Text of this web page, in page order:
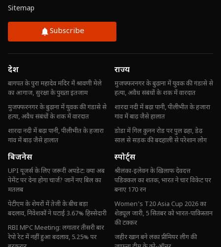
Sitemap
Subscribe
देश
बागपत के पुरा महादेव मंदिर में श्रावणी मेले
का आगाज, सुरक्षा के पुख्ता इंतजाम
मुजफ्फरनगर के बुढ़ाना में युवक की गंडासे से
हत्या, अवैध संबंधों के शक में वारदात
शारदा नदी में बढ़ा पानी, पीलीभीत के हजारा
गांव में बाढ़ जैसे हालात
राज्य
मुजफ्फरनगर के बुढ़ाना में युवक की गंडासे से
हत्या, अवैध संबंधों के शक में वारदात
शारदा नदी में बढ़ा पानी, पीलीभीत के हजारा
गांव में बाढ़ जैसे हालात
डोडा में गिल कुनन रोड पर पुल ढहा, डेढ़
साल से सड़क की बदहाली से परेशान लोग
बिजनेस
UPI यूजर्स के लिए जरूरी अपडेट: क्या अब
पेमेंट पर देना होगा चार्ज? जानें नए बिल का
मतलब
पेटीएम के शेयरों में तेजी के बीच बड़ा
बदलाव, निवेशकों ने घटाई 3.67% हिस्सेदारी
RBI MPC Meeting: लगातार तीसरी बार
रेपो रेट में नहीं हुआ बदलाव, 5.25% पर
स्पोर्ट्स
श्रीलंका-इलेवन के खिलाफ देवदत्त
पडिक्कल का शतक, भारत ने चार विकेट पर
बनाए 170 रन
Women's T20 Asia Cup 2026 का
शेड्यूल जारी, 5 सितंबर को भारत-पाकिस्तान
की टक्कर
जहीर खान बने लंका प्रीमियर लीग की